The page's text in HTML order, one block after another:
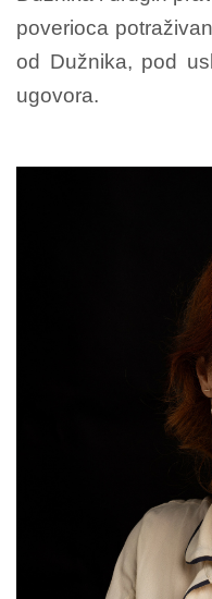
poverioca
od Dužnika, pod
ugovora.